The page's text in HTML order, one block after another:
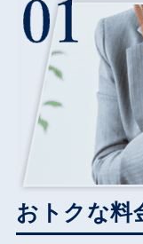
おトクな料